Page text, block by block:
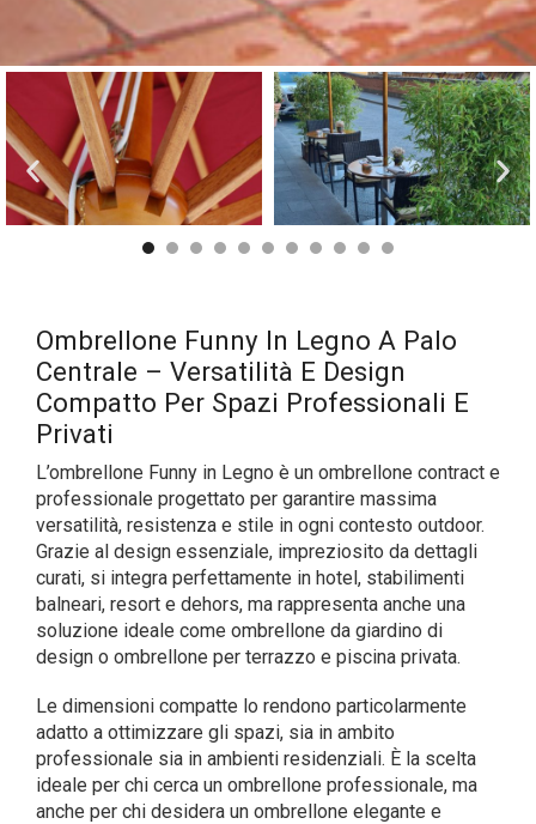
Ombrellone Funny In Legno A Palo
Centrale – Versatilità E Design
Compatto Per Spazi Professionali E
Privati
L’ombrellone Funny in Legno è un ombrellone contract e
professionale progettato per garantire massima
versatilità, resistenza e stile in ogni contesto outdoor.
Grazie al design essenziale, impreziosito da dettagli
curati, si integra perfettamente in hotel, stabilimenti
balneari, resort e dehors, ma rappresenta anche una
soluzione ideale come ombrellone da giardino di
design o ombrellone per terrazzo e piscina privata.
Le dimensioni compatte lo rendono particolarmente
adatto a ottimizzare gli spazi, sia in ambito
professionale sia in ambienti residenziali. È la scelta
ideale per chi cerca un ombrellone professionale, ma
anche per chi desidera un ombrellone elegante e